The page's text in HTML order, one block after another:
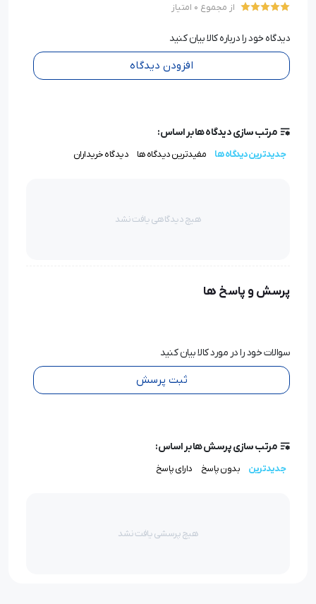
از مجموع 0 امتیاز
دیدگاه خود را درباره کالا بیان کنید
افزودن دیدگاه
مرتب سازی دیدگاه ها بر اساس:
جدیدترین دیدگاه ها مفیدترین دیدگاه ها دیدگاه خریداران
هیچ دیدگاهی یافت نشد
پرسش و پاسخ ها
سوالات خود را در مورد کالا بیان کنید
ثبت پرسش
مرتب سازی پرسش ها بر اساس:
جدیدترین بدون پاسخ دارای پاسخ
هیچ پرسشی یافت نشد